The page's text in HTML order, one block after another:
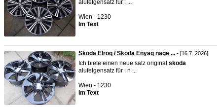
alufelgensatz für : ...
Wien - 1230
Im Text
Skoda Elroq / Skoda Enyaq nage ... - [16.7. 2026]
Ich biete einen neue satz original skoda
alufelgensatz für : n ...
Wien - 1230
Im Text